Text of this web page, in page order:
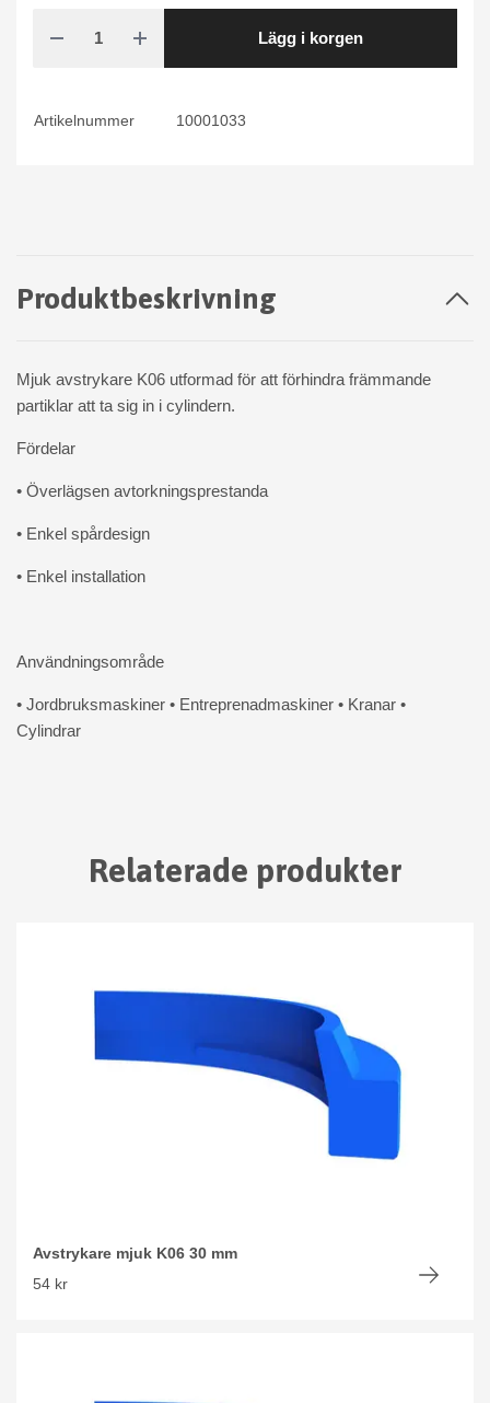
Lägg i korgen
Artikelnummer 10001033
Produktbeskrivning
Mjuk avstrykare K06 utformad för att förhindra främmande
partiklar att ta sig in i cylindern.
Fördelar
• Överlägsen avtorkningsprestanda
• Enkel spårdesign
• Enkel installation
Användningsområde
• Jordbruksmaskiner • Entreprenadmaskiner • Kranar •
Cylindrar
Relaterade produkter
Avstrykare mjuk K06 30 mm
54 kr